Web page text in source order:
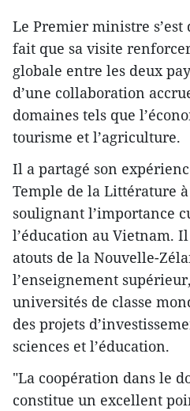
Le Premier ministre
fait que sa visite
globale entre les deux
d’une collaboration
domaines tels que
tourisme et l’agriculture.
Il a partagé son
Temple de la Littérature
soulignant l’importance
l’éducation au Vietnam.
atouts de la Nouvelle-
l’enseignement
universités de classe
des projets
sciences et l’éducation.
"La coopération dans le
constitue un excellent